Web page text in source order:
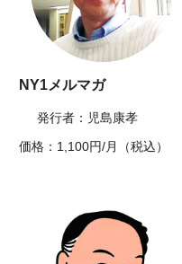
NY1メルマガ
発行者：児島康孝
価格：1,100円/月（税込）